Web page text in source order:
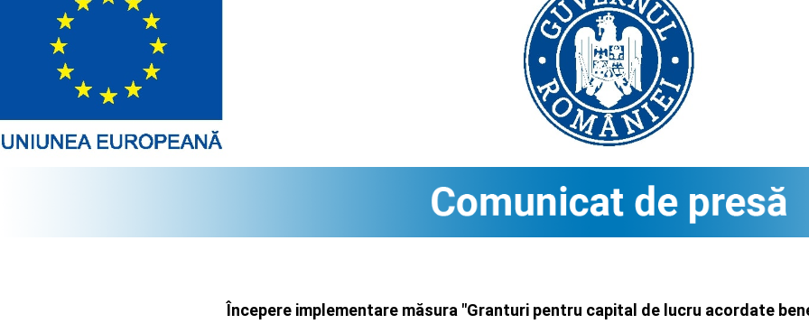
Începere implementare măsura "Granturi pentru capital de lucru acordate